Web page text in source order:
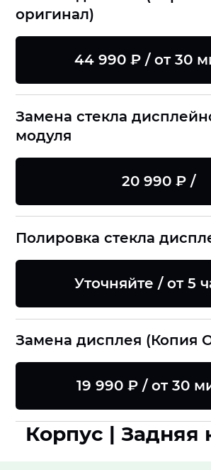
оригинал)
44 990 ₽ / от 30
Замена стекла
модуля
20 990 ₽ /
Полировка стекла
Уточняйте / от 5
Замена дисплея (Копия
19 990 ₽ / от 30
Корпус |